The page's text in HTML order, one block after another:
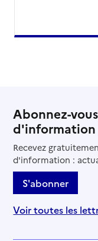
Abonnez-
d'information
Recevez
d'information :
S'abonner
Voir toutes les